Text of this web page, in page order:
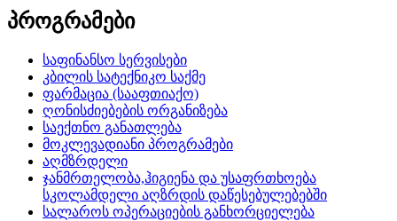
პროგრამები
საფინანსო სერვისები
კბილის სატექნიკო საქმე
ფარმაცია (სააფთიაქო)
ღონისძიებების ორგანიზება
საექთნო განათლება
მოკლევადიანი პროგრამები
აღმზრდელი
ჯანმრთელობა,ჰიგიენა და უსაფრთხოება
სკოლამდელი აღზრდის დაწესებულებებში
სალაროს ოპერაციების განხორციელება